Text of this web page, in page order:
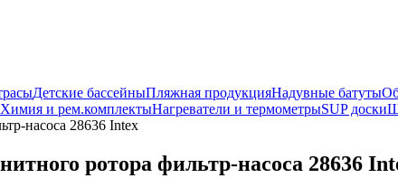
Детские бассейныПляжная продукцияНадувные батуты
Химия и рем.комплектыНагреватели и термометрыSUP доски
насоса 28636 Intex
ротора фильтр-насоса 28636